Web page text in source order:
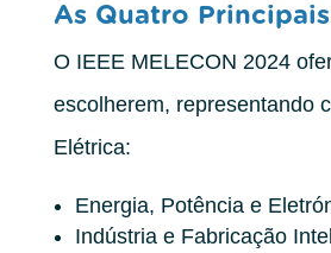
As Quatro
O IEEE MELECON 2024
escolherem, representando
Elétrica:
Energia, Potência e
Indústria e Fabricação